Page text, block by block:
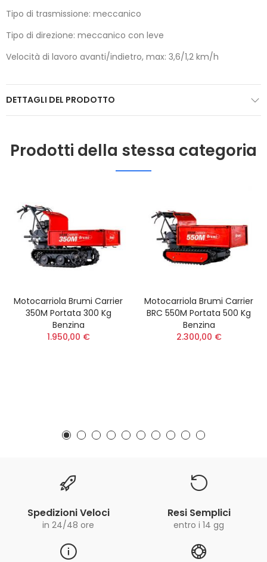
Tipo di trasmissione: meccanico
Tipo di direzione: meccanico con leve
Velocità di lavoro avanti/indietro, max: 3,6/1,2 km/h
DETTAGLI DEL PRODOTTO
Prodotti della stessa categoria
Motocarriola Brumi Carrier
350M Portata 300 Kg
Benzina
1.950,00 €
Motocarriola Brumi Carrier
BRC 550M Portata 500 Kg
Benzina
2.300,00 €
Spedizioni Veloci
in 24/48 ore
Resi Semplici
entro i 14 gg